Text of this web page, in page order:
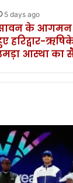
5 days ago
के आगमन
हरिद्वार-
आस्था का